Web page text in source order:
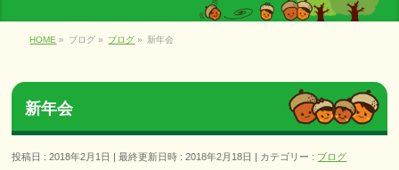
HOME » ブログ » ブログ » 新年会
新年会
投稿日 : 2018年2月1日 最終更新日時 : 2018年2月18日 カテゴリー : ブログ